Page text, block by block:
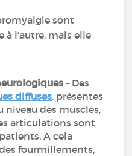
sont
à l’autre, mais elle
– Des
diffuses, présentes
des muscles,
articulations sont
A cela
fourmillements,